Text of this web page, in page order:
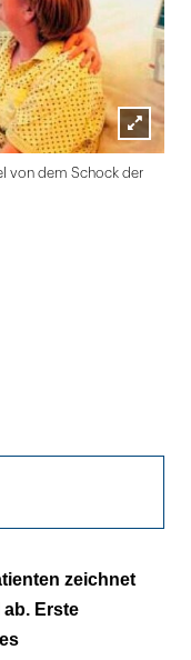
Lightbox
öffnen
von dem Schock der
nimmt zu
zeichnet
Erste